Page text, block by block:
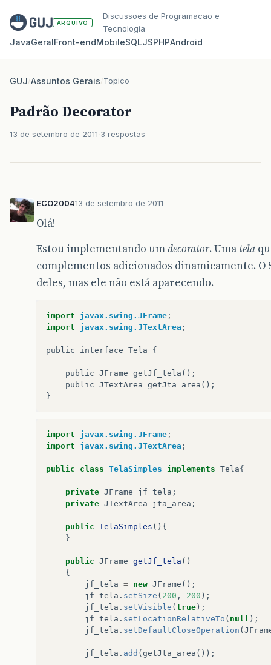
ARQUIVO
Discussoes de Programacao e
Tecnologia
JavaGeralFront‑endMobileSQLJSPHPAndroid
GUJ/Assuntos Gerais/Topico
Padrão Decorator
13 de setembro de 2011 3 respostas
ECO200413 de setembro de 2011
Olá!
Estou implementando umdecorator. Uma tela
complementos adicionados dinamicamente. O
deles, mas ele não está aparecendo.
import javax.swing.JFrame ;
import
javax.swing.JTextArea ;
public interface Tela {
public JFrame getJf_tela ();
public JTextArea getJta_area ();
}
import javax.swing.JFrame ;
import
javax.swing.JTextArea ;
public class TelaSimples implements Tela{
private JFrame jf_tela ;
private JTextArea jta_area ;
public TelaSimples (){
}
public JFrame getJf_tela ()
{
jf_tela = new JFrame ();
jf_tela . setSize ( 200 , 200 );
jf_tela . setVisible ( true );
jf_tela . setLocationRelativeTo ( null );
jf_tela . setDefaultCloseOperation (
jf_tela . add ( getJta_area ());